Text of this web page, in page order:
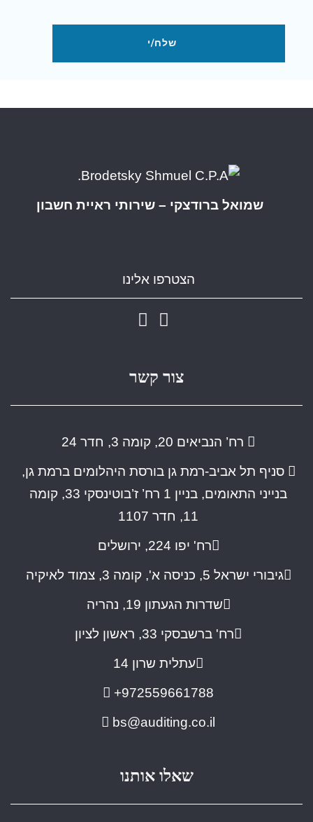
שמואל ברודצקי – שירותי ראיית חשבון
הצטרפו אלינו
צור קשר
רח’ הנביאים 20, קומה 3, חדר 24
סניף תל אביב-רמת גן בורסת היהלומים ברמת גן,
בנייני התאומים, בניין 1 רח’ ז’בוטינסקי 33, קומה
11, חדר 1107
רח' יפו 224, ירושלים
גיבורי ישראל 5, כניסה א', קומה 3, צמוד לאיקיה
שדרות הגעתון 19, נהריה
רח' ברשבסקי 33, ראשון לציון
עתלית שרון 14
+972559661788
bs@auditing.co.il
שאלו אותנו